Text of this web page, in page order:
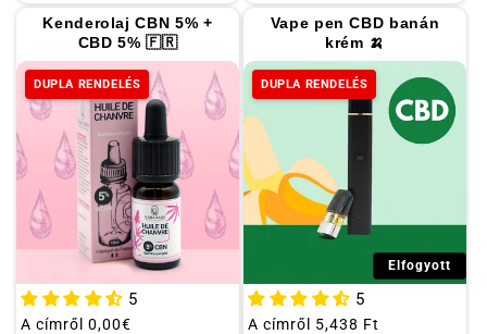
Kenderolaj CBN 5% +
CBD 5% 🇫🇷
DUPLA RENDELÉS
5
Szokásos
A címről 0,00€
Vape pen CBD banán
krém 🍌
DUPLA RENDELÉS
Elfogyott
5
Szokásos
A címről 5,438 Ft